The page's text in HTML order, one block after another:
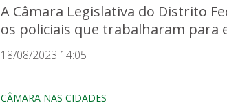
A Câmara Legislativa do Distrito
os policiais que trabalharam para
18/08/2023 14:05
CÂMARA NAS CIDADES